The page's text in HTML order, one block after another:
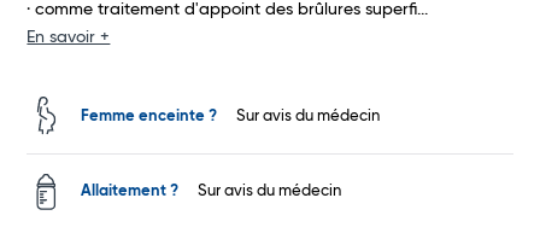
Total
· comme traitement d'appoint des brûlures superfi...
En savoir +
Femme enceinte ? Sur avis du médecin
Allaitement ? Sur avis du médecin